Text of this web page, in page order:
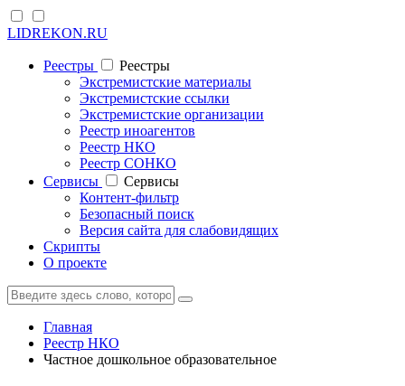
LIDREKON.RU
Реестры
Реестры
Экстремистские материалы
Экстремистские ссылки
Экстремистские организации
Реестр иноагентов
Реестр НКО
Реестр СОНКО
Cервисы
Cервисы
Контент-фильтр
Безопасный поиск
Версия сайта для слабовидящих
Скрипты
О проекте
Главная
Реестр НКО
Частное дошкольное образовательное